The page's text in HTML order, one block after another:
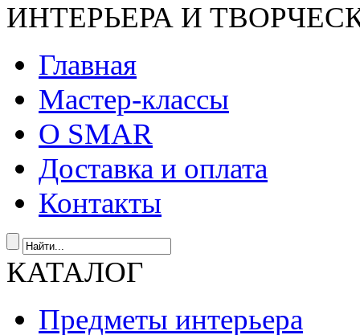
ИНТЕРЬЕРА И
Главная
Мастер-классы
О SMAR
Доставка и оплата
Контакты
КАТАЛОГ
Предметы интерьера